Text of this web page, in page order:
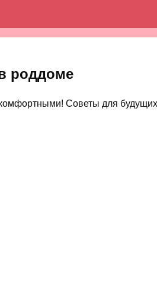
роддоме
Советы для